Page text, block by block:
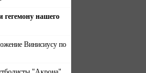
гегемону нашего
Винисиусу по